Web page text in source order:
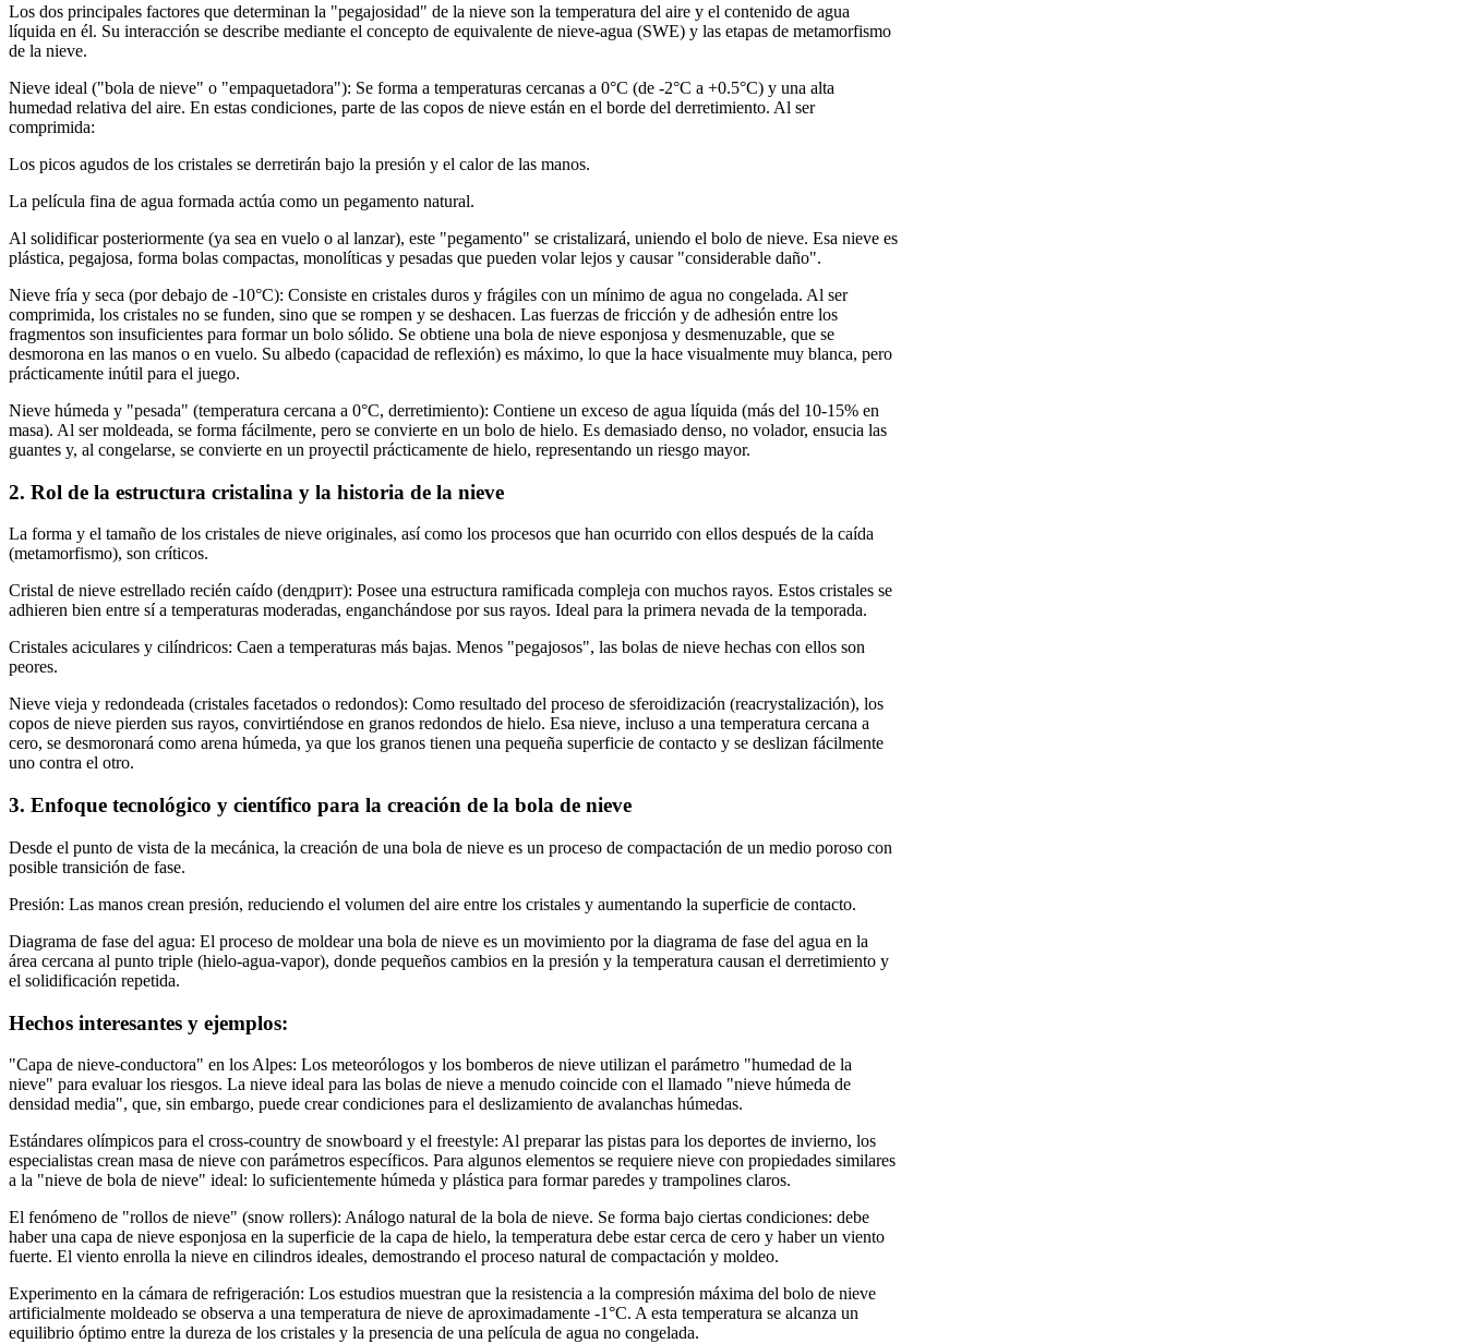
Los dos principales factores que determinan la "pegajosidad" de la nieve son la temperatura del aire y el contenido de agua
líquida en él. Su interacción se describe mediante el concepto de equivalente de nieve-agua (SWE) y las etapas de metamorfismo
de la nieve.
Nieve ideal ("bola de nieve" o "empaquetadora"): Se forma a temperaturas cercanas a 0°C (de -2°C a +0.5°C) y una alta
humedad relativa del aire. En estas condiciones, parte de las copos de nieve están en el borde del derretimiento. Al ser
comprimida:
Los picos agudos de los cristales se derretirán bajo la presión y el calor de las manos.
La película fina de agua formada actúa como un pegamento natural.
Al solidificar posteriormente (ya sea en vuelo o al lanzar), este "pegamento" se cristalizará, uniendo el bolo de nieve. Esa nieve es
plástica, pegajosa, forma bolas compactas, monolíticas y pesadas que pueden volar lejos y causar "considerable daño".
Nieve fría y seca (por debajo de -10°C): Consiste en cristales duros y frágiles con un mínimo de agua no congelada. Al ser
comprimida, los cristales no se funden, sino que se rompen y se deshacen. Las fuerzas de fricción y de adhesión entre los
fragmentos son insuficientes para formar un bolo sólido. Se obtiene una bola de nieve esponjosa y desmenuzable, que se
desmorona en las manos o en vuelo. Su albedo (capacidad de reflexión) es máximo, lo que la hace visualmente muy blanca, pero
prácticamente inútil para el juego.
Nieve húmeda y "pesada" (temperatura cercana a 0°C, derretimiento): Contiene un exceso de agua líquida (más del 10-15% en
masa). Al ser moldeada, se forma fácilmente, pero se convierte en un bolo de hielo. Es demasiado denso, no volador, ensucia las
guantes y, al congelarse, se convierte en un proyectil prácticamente de hielo, representando un riesgo mayor.
2. Rol de la estructura cristalina y la historia de la nieve
La forma y el tamaño de los cristales de nieve originales, así como los procesos que han ocurrido con ellos después de la caída
(metamorfismo), son críticos.
Cristal de nieve estrellado recién caído (denдрит): Posee una estructura ramificada compleja con muchos rayos. Estos cristales se
adhieren bien entre sí a temperaturas moderadas, enganchándose por sus rayos. Ideal para la primera nevada de la temporada.
Cristales aciculares y cilíndricos: Caen a temperaturas más bajas. Menos "pegajosos", las bolas de nieve hechas con ellos son
peores.
Nieve vieja y redondeada (cristales facetados o redondos): Como resultado del proceso de sferoidización (reacrystalización), los
copos de nieve pierden sus rayos, convirtiéndose en granos redondos de hielo. Esa nieve, incluso a una temperatura cercana a
cero, se desmoronará como arena húmeda, ya que los granos tienen una pequeña superficie de contacto y se deslizan fácilmente
uno contra el otro.
3. Enfoque tecnológico y científico para la creación de la bola de nieve
Desde el punto de vista de la mecánica, la creación de una bola de nieve es un proceso de compactación de un medio poroso con
posible transición de fase.
Presión: Las manos crean presión, reduciendo el volumen del aire entre los cristales y aumentando la superficie de contacto.
Diagrama de fase del agua: El proceso de moldear una bola de nieve es un movimiento por la diagrama de fase del agua en la
área cercana al punto triple (hielo-agua-vapor), donde pequeños cambios en la presión y la temperatura causan el derretimiento y
el solidificación repetida.
Hechos interesantes y ejemplos:
"Capa de nieve-conductora" en los Alpes: Los meteorólogos y los bomberos de nieve utilizan el parámetro "humedad de la
nieve" para evaluar los riesgos. La nieve ideal para las bolas de nieve a menudo coincide con el llamado "nieve húmeda de
densidad media", que, sin embargo, puede crear condiciones para el deslizamiento de avalanchas húmedas.
Estándares olímpicos para el cross-country de snowboard y el freestyle: Al preparar las pistas para los deportes de invierno, los
especialistas crean masa de nieve con parámetros específicos. Para algunos elementos se requiere nieve con propiedades similares
a la "nieve de bola de nieve" ideal: lo suficientemente húmeda y plástica para formar paredes y trampolines claros.
El fenómeno de "rollos de nieve" (snow rollers): Análogo natural de la bola de nieve. Se forma bajo ciertas condiciones: debe
haber una capa de nieve esponjosa en la superficie de la capa de hielo, la temperatura debe estar cerca de cero y haber un viento
fuerte. El viento enrolla la nieve en cilindros ideales, demostrando el proceso natural de compactación y moldeo.
Experimento en la cámara de refrigeración: Los estudios muestran que la resistencia a la compresión máxima del bolo de nieve
artificialmente moldeado se observa a una temperatura de nieve de aproximadamente -1°C. A esta temperatura se alcanza un
equilibrio óptimo entre la dureza de los cristales y la presencia de una película de agua no congelada.